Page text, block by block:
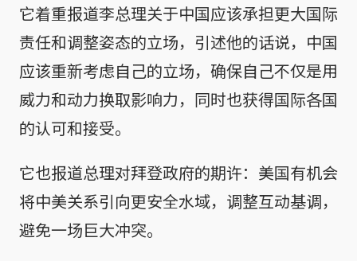
它着重报道李总理关于中国应该承担更大国际
责任和调整姿态的立场，引述他的话说，中国
应该重新考虑自己的立场，确保自己不仅是用
威力和动力换取影响力，同时也获得国际各国
的认可和接受。
它也报道总理对拜登政府的期许：美国有机会
将中美关系引向更安全水域，调整互动基调，
避免一场巨大冲突。